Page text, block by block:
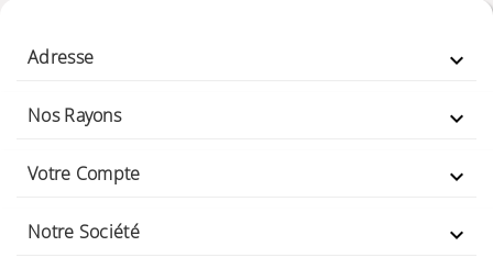
Adresse 
Nos Rayons 
Votre Compte 
Notre Société 